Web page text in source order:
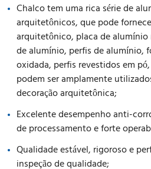
Chalco tem uma rica série de
arquitetônicos, que pode
arquitetônico, placa de
de alumínio, perfis de alumínio,
oxidada, perfis revestidos em
podem ser amplamente
decoração arquitetônica;
Excelente desempenho anti-
de processamento e forte
Qualidade estável, rigoroso e
inspeção de qualidade;